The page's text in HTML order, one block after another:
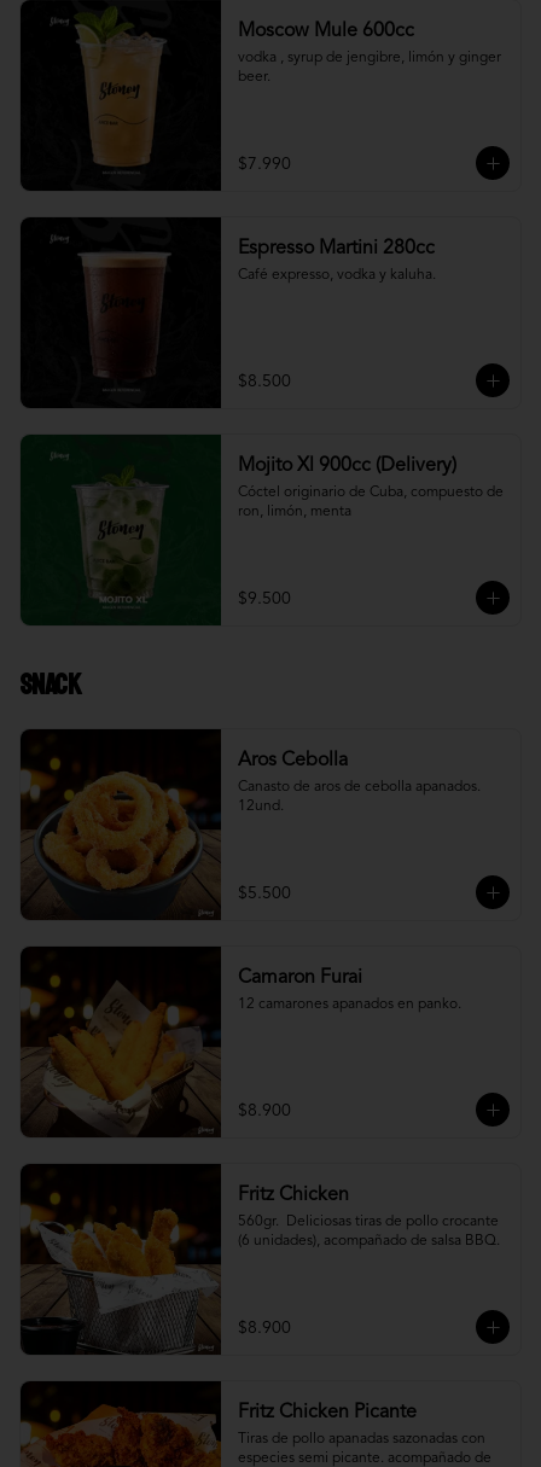
Moscow Mule 600cc
vodka , syrup de jengibre, limón y ginger
beer.
$7.990
Espresso Martini 280cc
Café expresso, vodka y kaluha.
$8.500
Mojito Xl 900cc (Delivery)
Cóctel originario de Cuba, compuesto de
ron, limón, menta
$9.500
Snack
Aros Cebolla
Canasto de aros de cebolla apanados.
12und.
$5.500
Camaron Furai
12 camarones apanados en panko.
$8.900
Fritz Chicken
560gr.  Deliciosas tiras de pollo crocante
(6 unidades), acompañado de salsa BBQ.
$8.900
Fritz Chicken Picante
Tiras de pollo apanadas sazonadas con
especies semi picante. acompañado de